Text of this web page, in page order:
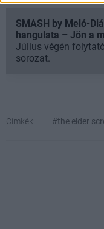
SMASH by Meló-
hangulata – Jön a
Július végén
sorozat.
Címkék: #the elder